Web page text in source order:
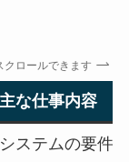
スクロールできます
主な仕事内容
システムの要件